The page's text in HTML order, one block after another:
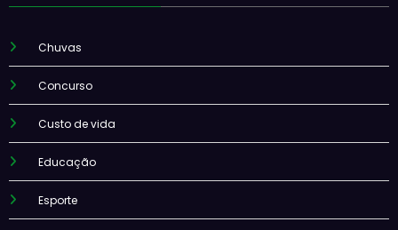
Chuvas
Concurso
Custo de vida
Educação
Esporte